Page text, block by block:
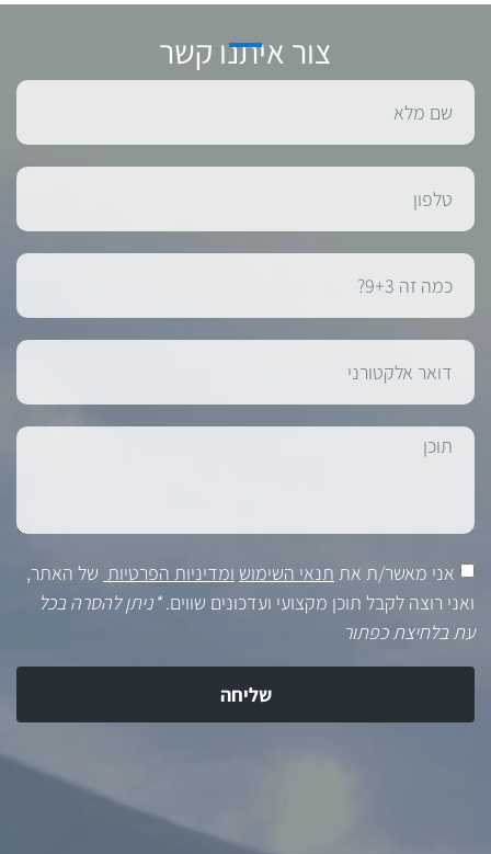
צור איתנו קשר
אני מאשר/ת את תנאי השימוש ומדיניות הפרטיות של האתר,
ואני רוצה לקבל תוכן מקצועי ועדכונים שווים.*ניתן להסרה בכל
עת בלחיצת כפתור
שליחה